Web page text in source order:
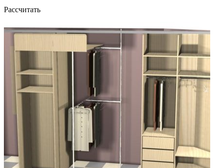
Рассчитать